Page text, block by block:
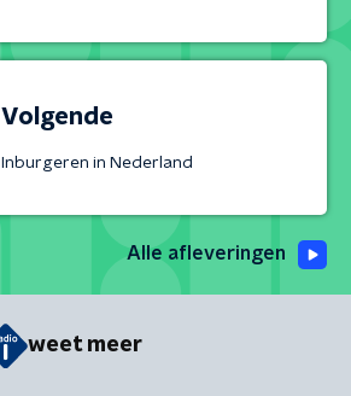
Volgende
Inburgeren in Nederland
Alle afleveringen
weet meer